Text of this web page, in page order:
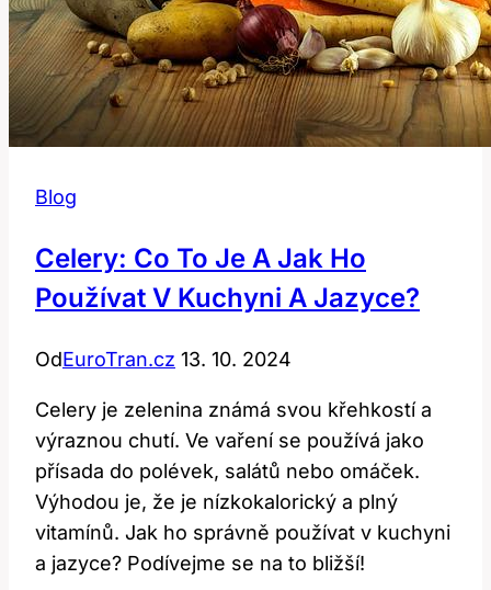
Blog
Celery: Co To Je A Jak Ho
Používat V Kuchyni A Jazyce?
OdEuroTran.cz 13. 10. 2024
Celery je zelenina známá svou křehkostí a
výraznou chutí. Ve vaření se používá jako
přísada do polévek, salátů nebo omáček.
Výhodou je, že je nízkokalorický a plný
vitamínů. Jak ho správně používat v kuchyni
a jazyce? Podívejme se na to bližší!